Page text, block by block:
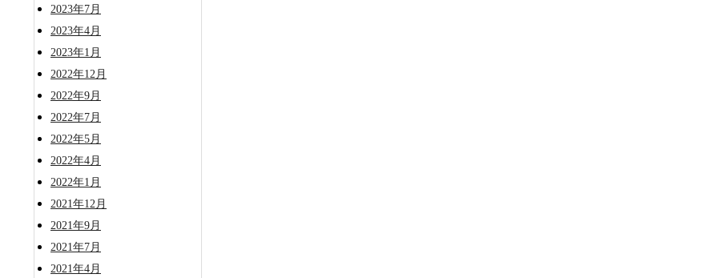
2023年7月
2023年4月
2023年1月
2022年12月
2022年9月
2022年7月
2022年5月
2022年4月
2022年1月
2021年12月
2021年9月
2021年7月
2021年4月